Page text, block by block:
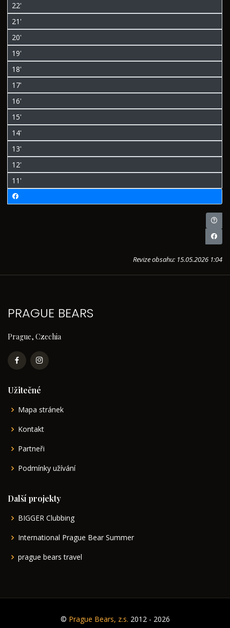
22'
21'
20'
19'
18'
17'
16'
15'
14'
13'
12'
11'
Revize obsahu: 15.05.2026 1:04
PRAGUE BEARS
Prague, Czechia
Užitečné
Mapa stránek
Kontakt
Partneři
Podmínky užívání
Další projekty
BIGGER Clubbing
International Prague Bear Summer
prague bears travel
© Prague Bears, z.s. 2012 - 2026